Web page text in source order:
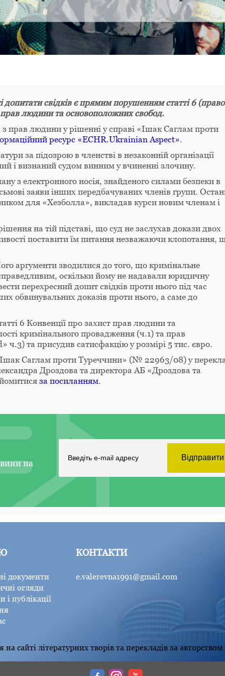
допитати свідків є прямим порушенням статті 6
прав людини та основоположних свобод.
прав людини у рішенні у справі «Ішак Саглам проти
ресурс «ECHR.Ukrainian Aspect».
за підозрою в членстві в незаконній організації
і визнаний судом винним у вчиненні злочину.
з електронного носія, знайденого силами безпеки в
заяви інших передбачуваних членів групи.
для «Хезболла», викладав курси новим членам і
на тій підставі, що суд не заслухав докази двох
поставити їм питання незважаючи клопотання,
аргументи зводилися до того, що кримінальне
оскільки йому не надавали юридичну
перехресний допит свідків проти нього під час
обвинувальних доказів проти нього, а саме до
6 Конвенції про захист прав людини та
кримінального провадження (ч.1) та прав
ч.3) та присудив сатисфакцію у розмірі 5 тис. євро.
Саглам проти Туреччини» (№ 22963/08) у
Дроздова та директора АБ «Дроздова та
за посиланням.
на
документи
огляди
і публікації
КОНТАКТИ
e.valerevna1991@gmail.com
літературних творів та перекладів за